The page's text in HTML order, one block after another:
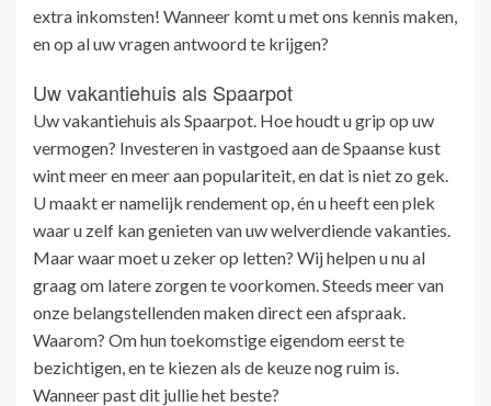
extra inkomsten! Wanneer komt u met ons kennis maken,
en op al uw vragen antwoord te krijgen?
Uw vakantiehuis als Spaarpot
Uw vakantiehuis als Spaarpot. Hoe houdt u grip op uw
vermogen? Investeren in vastgoed aan de Spaanse kust
wint meer en meer aan populariteit, en dat is niet zo gek.
U maakt er namelijk rendement op, én u heeft een plek
waar u zelf kan genieten van uw welverdiende vakanties.
Maar waar moet u zeker op letten? Wij helpen u nu al
graag om latere zorgen te voorkomen. Steeds meer van
onze belangstellenden maken direct een afspraak.
Waarom? Om hun toekomstige eigendom eerst te
bezichtigen, en te kiezen als de keuze nog ruim is.
Wanneer past dit jullie het beste?